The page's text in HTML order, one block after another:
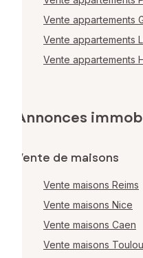
Vente appartements
Vente appartements
Vente appartements
Annonces
Vente de maisons
Vente maisons Reims
Vente maisons Nice
Vente maisons Caen
Vente maisons